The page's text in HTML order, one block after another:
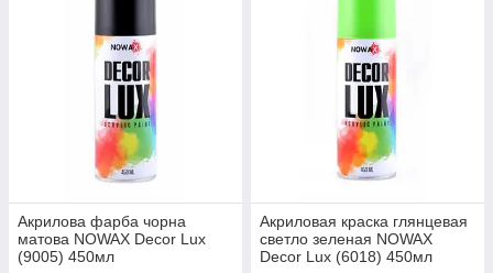
Акрилова фарба чорна
матова NOWAX Decor Lux
(9005) 450мл
Акриловая краска глянцевая
светло зеленая NOWAX
Decor Lux (6018) 450мл